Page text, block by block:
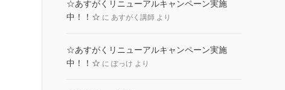
☆あすがくリニューアルキャンペーン実施
中！！☆ に あすがく講師 より
☆あすがくリニューアルキャンペーン実施
中！！☆ に ぽっけ より